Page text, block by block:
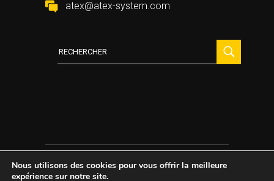
atex@atex-system.com
2021 All Rights Reserved ©Atex System
Nous utilisons des cookies pour vous offrir la meilleure
expérience sur notre site.